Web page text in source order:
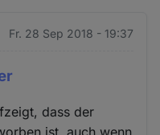
Fr. 28 Sep 2018 - 19:37
dass der